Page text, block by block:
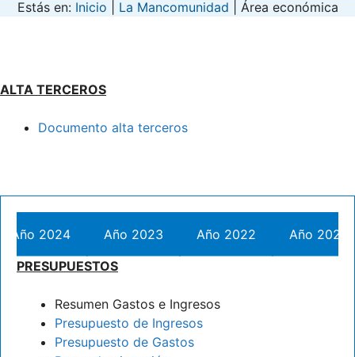
Estás en: Inicio La Mancomunidad Área económica
ALTA TERCEROS
Documento alta terceros
Año 2024 Año 2023 Año 2022
Año 2021
PRESUPUESTOS
Resumen Gastos e Ingresos
Presupuesto de Ingresos
Presupuesto de Gastos